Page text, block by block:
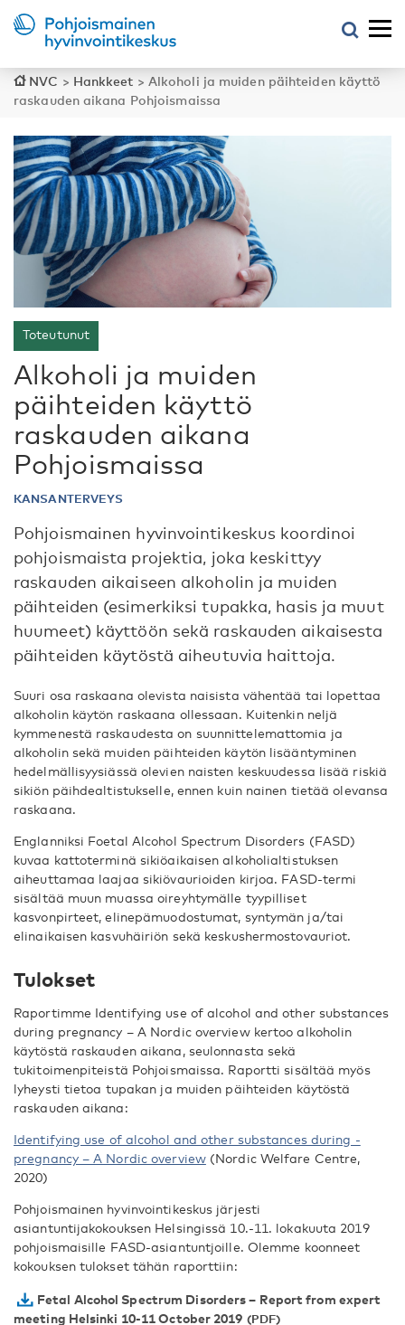
NVC > Hankkeet > Alkoholi ja muiden päihteiden käyttö
raskauden aikana Pohjoismaissa
Toteutunut
Alkoholi ja muiden
päihteiden käyttö
raskauden aikana
Pohjoismaissa
KANSANTERVEYS
Pohjoismainen hyvinvointikeskus koordinoi
pohjoismaista projektia, joka keskittyy
raskauden aikaiseen alkoholin ja muiden
päihteiden (esimerkiksi tupakka, hasis ja muut
huumeet) käyttöön sekä raskauden aikaisesta
päihteiden käytöstä aiheutuvia haittoja.
Suuri osa raskaana olevista naisista vähentää tai lopettaa
alkoholin käytön raskaana ollessaan. Kuitenkin neljä
kymmenestä raskaudesta on suunnittelemattomia ja
alkoholin sekä muiden päihteiden käytön lisääntyminen
hedelmällisyysiässä olevien naisten keskuudessa lisää riskiä
sikiön päihdealtistukselle, ennen kuin nainen tietää olevansa
raskaana.
Englanniksi Foetal Alcohol Spectrum Disorders (FASD)
kuvaa kattoterminä sikiöaikaisen alkoholialtistuksen
aiheuttamaa laajaa sikiövaurioiden kirjoa. FASD-termi
sisältää muun muassa oireyhtymälle tyypilliset
kasvonpirteet, elinepämuodostumat, syntymän ja/tai
elinaikaisen kasvuhäiriön sekä keskushermostovauriot.
Tulokset
Raportimme Identifying use of alcohol and other substances
during ­pregnancy – A Nordic overview kertoo alkoholin
käytöstä raskauden aikana, seulonnasta sekä
tukitoimenpiteistä Pohjoismaissa. Raportti sisältää myös
lyheysti tietoa tupakan ja muiden päihteiden käytöstä
raskauden aikana:
Identifying use of alcohol and other substances during ­
pregnancy – A Nordic overview(Nordic Welfare Centre,
2020)
Pohjoismainen hyvinvointikeskus järjesti
asiantuntijakokouksen Helsingissä 10.-11. lokakuuta 2019
pohjoismaisille FASD-asiantuntjoille. Olemme koonneet
kokouksen tulokset tähän raporttiin:
Fetal Alcohol Spectrum Disorders – Report from expert
meeting Helsinki 10-11 October 2019